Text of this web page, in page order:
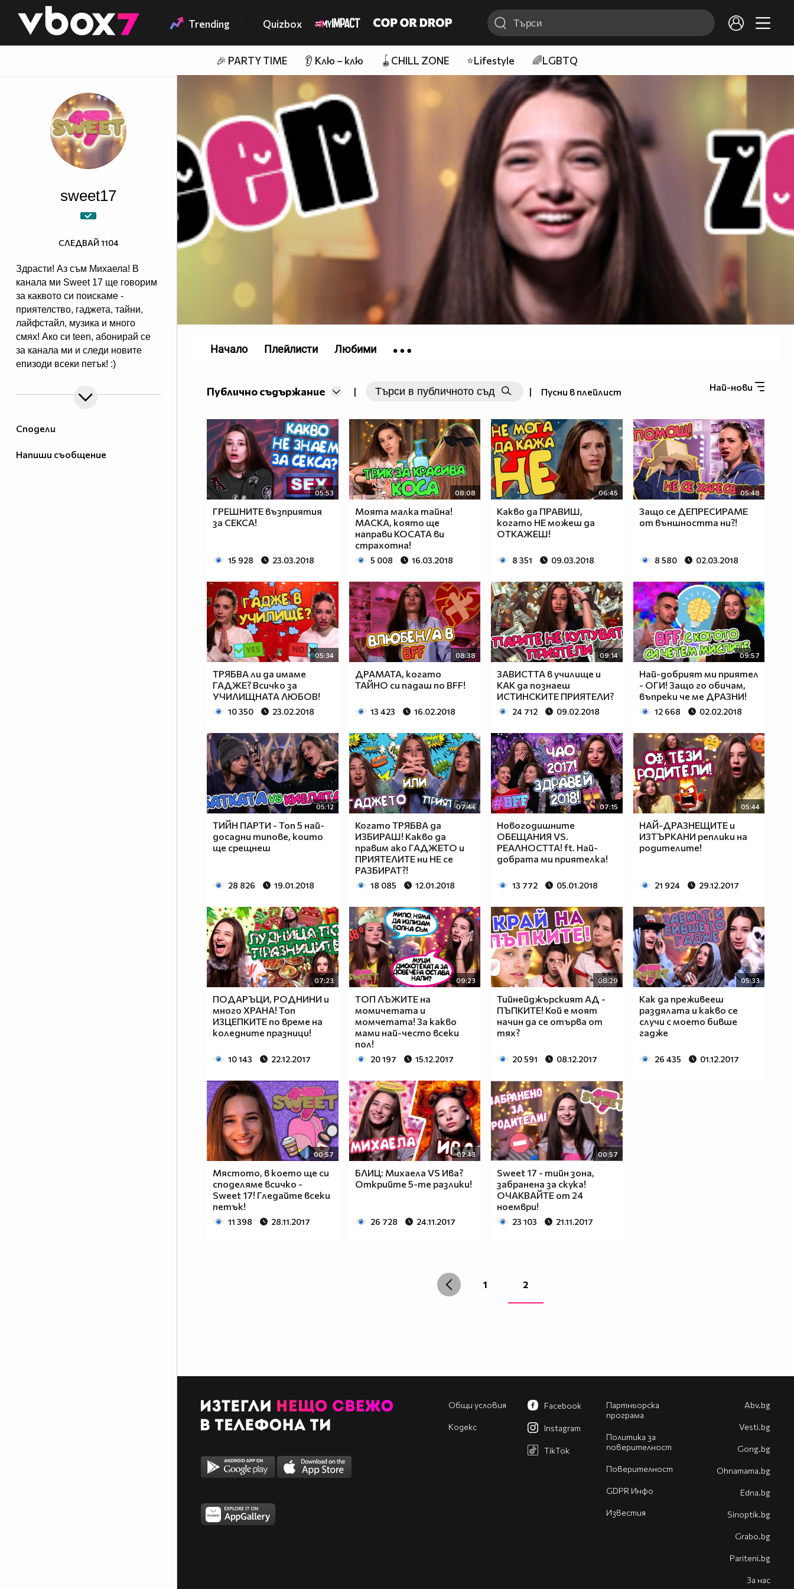
👾 Trending Quizbox
🎉 PARTY TIME 👂 Клю – клю 🪀CHILL ZONE ⭐Lifestyle 🌈LGBTQ
Сподели
Напиши съобщение
sweet17
Здрасти! Аз съм Михаела! В
канала ми Sweet 17 ще говорим
за каквото си поискаме -
приятелство, гаджета, тайни,
лайфстайл, музика и много
смях! Ако си teen, абонирай се
за канала ми и следи новите
епизоди всеки петък! :)
СЛЕДВАЙ 1104
Най-нови
Публично съдържание | | Пусни в плейлист
05:53
ГРЕШНИТЕ възприятия
за СЕКСА!
15 928 23.03.2018
08:08
Моята малка тайна!
МАСКА, която ще
направи КОСАТА ви
страхотна!
5 008 16.03.2018
06:45
Какво да ПРАВИШ,
когато НЕ можеш да
ОТКАЖЕШ!
8 351 09.03.2018
05:48
Защо се ДЕПРЕСИРАМЕ
от външността ни?!
8 580 02.03.2018
05:34
ТРЯБВА ли да имаме
ГАДЖЕ? Всичко за
УЧИЛИЩНАТА ЛЮБОВ!
10 350 23.02.2018
08:38
ДРАМАТА, когато
ТАЙНО си падаш по BFF!
13 423 16.02.2018
09:14
ЗАВИСТТА в училище и
КАК да познаеш
ИСТИНСКИТЕ ПРИЯТЕЛИ?
24 712 09.02.2018
09:57
Най-добрият ми приятел
- ОГИ! Защо го обичам,
въпреки че ме ДРАЗНИ!
12 668 02.02.2018
05:12
ТИЙН ПАРТИ - Топ 5 най-
досадни типове, които
ще срещнеш
28 826 19.01.2018
07:44
Когато ТРЯБВА да
ИЗБИРАШ! Какво да
правим ако ГАДЖЕТО и
ПРИЯТЕЛИТЕ ни НЕ се
РАЗБИРАТ?!
18 085 12.01.2018
07:15
Новогодишните
ОБЕЩАНИЯ VS.
РЕАЛНОСТТА! ft. Най-
добрата ми приятелка!
13 772 05.01.2018
05:44
НАЙ-ДРАЗНЕЩИТЕ и
ИЗТЪРКАНИ реплики на
родителите!
21 924 29.12.2017
07:23
ПОДАРЪЦИ, РОДНИНИ и
много ХРАНА! Топ
ИЗЦЕПКИТЕ по време на
коледните празници!
10 143 22.12.2017
09:23
ТОП ЛЪЖИТЕ на
момичетата и
момчетата! За какво
мами най-често всеки
пол!
20 197 15.12.2017
08:29
Тийнейджърският АД -
ПЪПКИТЕ! Кой е моят
начин да се отърва от
тях?
20 591 08.12.2017
05:33
Как да преживееш
раздялата и какво се
случи с моето бивше
гадже
26 435 01.12.2017
00:57
Мястото, в което ще си
споделяме всичко -
Sweet 17! Гледайте всеки
петък!
11 398 28.11.2017
02:43
БЛИЦ: Михаела VS Ива?
Открийте 5-те разлики!
26 728 24.11.2017
00:57
Sweet 17 - тийн зона,
забранена за скука!
ОЧАКВАЙТЕ от 24
ноември!
23 103 21.11.2017
1 2
Начало Плейлисти Любими
Общи условия
Кодекс
Партньорска
програма
Политика за
поверителност
Поверителност
GDPR Инфо
Известия
Facebook
Instagram
TikTok
Abv.bg
Vesti.bg
Gong.bg
Оhnamama.bg
Edna.bg
Sinoptik.bg
Grabo.bg
Pariteni.bg
За нас